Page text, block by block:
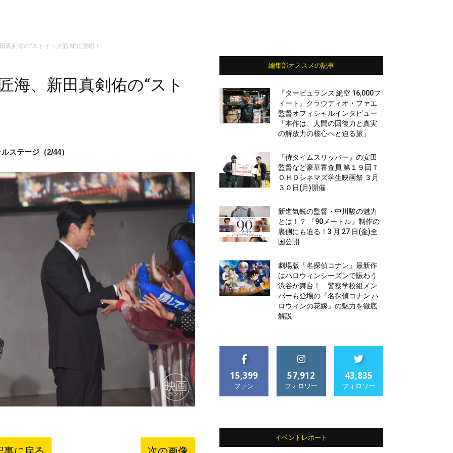
真剣佑の“ストイック筋肉”に脱帽！
海、新田真剣佑の“スト
ステージ（2/44）
編集部オススメの記事
『タービュランス 絶空 16,000フ
ィート』クラウディオ・ファエ
監督オフィシャルインタビュー
「本作は、人間の回復力と真実
の解放力の核心へと迫る旅」
『侍タイムスリッパー』の安田
監督など豪華審査員 第１９回Ｔ
ＯＨＯシネマズ学生映画祭 ３月
３０日(月)開催
新進気鋭の監督・中川駿の魅力
とは！？ 『90メートル』制作の
裏側にも迫る！3 月 27 日(金)全
国公開
劇場版「名探偵コナン」最新作
はハロウィンシーズンで賑わう
渋谷が舞台！ 警察学校組メン
バーも登場の『名探偵コナン ハ
ロウィンの花嫁』の魅力を徹底
解説
15,399
ファン
57,912
フォロワー
43,835
フォロワー
イベントレポート